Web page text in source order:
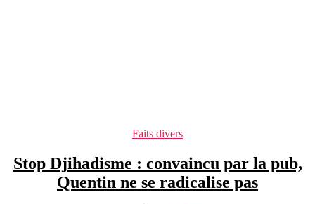
Catégories
Faits divers
Stop Djihadisme : convaincu par la pub,
Quentin ne se radicalise pas